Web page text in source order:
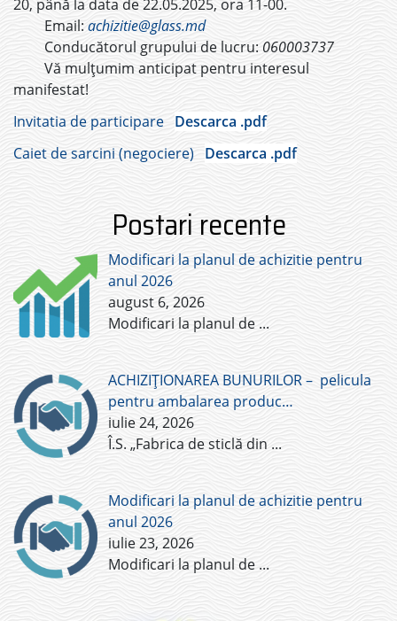
20, până la data de 22.05.2025, ora 11-00.
Email:achizitie@glass.md
Conducătorul grupului de lucru: 060003737
Vă mulțumim anticipat pentru interesul
manifestat!
Invitatia de participare Descarca .pdf
Caiet de sarcini (negociere)
Descarca .pdf
Postari recente
Modificari la planul de achizitie pentru
anul 2026
august 6, 2026
Modificari la planul de ...
ACHIZIȚIONAREA BUNURILOR – pelicula
pentru ambalarea produc…
iulie 24, 2026
Î.S. „Fabrica de sticlă din ...
Modificari la planul de achizitie pentru
anul 2026
iulie 23, 2026
Modificari la planul de ...